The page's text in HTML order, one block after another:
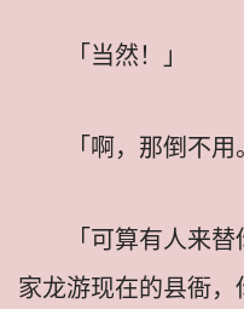
「当然！」
「啊，那倒不用
「可算有人来
家龙游现在的县衙